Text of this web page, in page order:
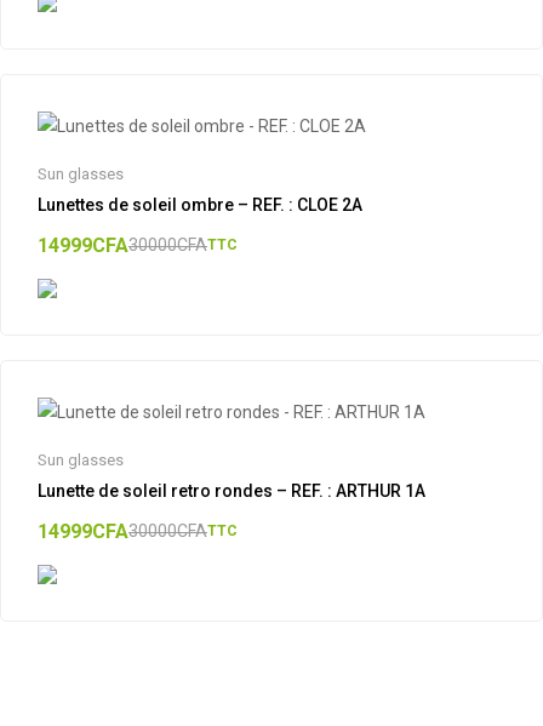
Sun glasses
Lunettes de soleil ombre – REF. : CLOE 2A
30000CFA
14999CFA TTC
Sun glasses
Lunette de soleil retro rondes – REF. : ARTHUR 1A
30000CFA
14999CFA TTC